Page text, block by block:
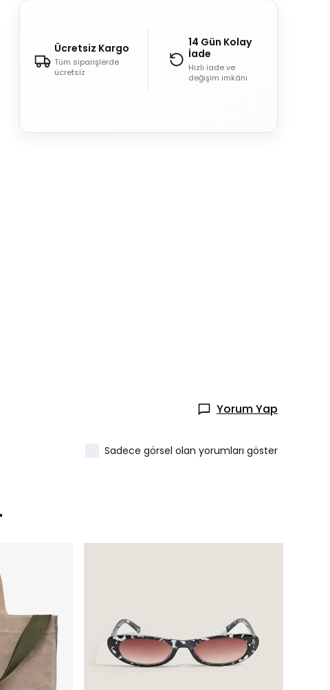
Ücretsiz Kargo
Tüm siparişlerde
ücretsiz
14 Gün Kolay
İade
Hızlı iade ve
değişim imkânı
Yorum Yap
Sadece görsel olan yorumları göster